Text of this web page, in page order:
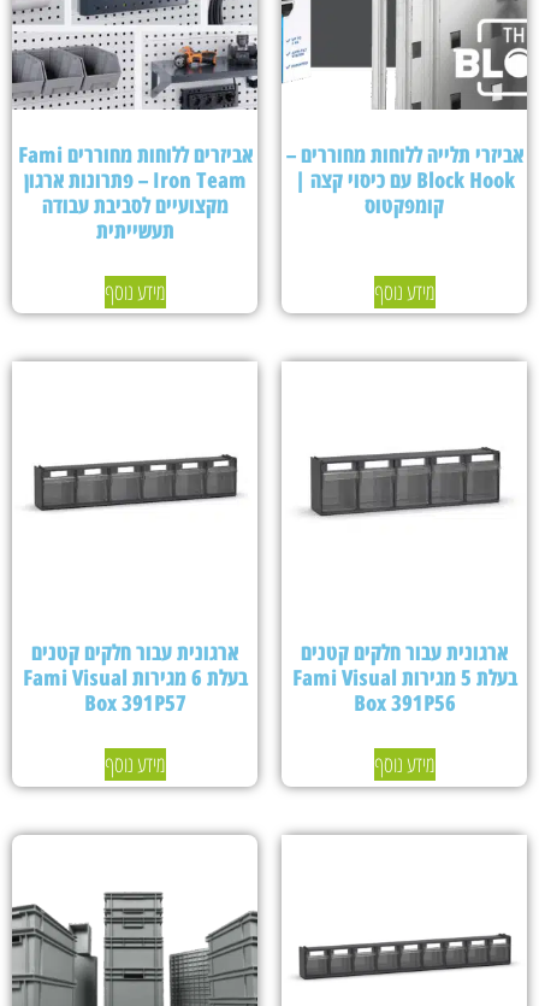
אביזרי תלייה ללוחות מחוררים –
Block Hook עם כיסוי קצה |
קומפקטוס
מידע נוסף
אביזרים ללוחות מחוררים Fami
Iron Team – פתרונות ארגון
מקצועיים לסביבת עבודה
תעשייתית
מידע נוסף
ארגונית עבור חלקים קטנים
בעלת 5 מגירות Fami Visual
Box 391P56
מידע נוסף
ארגונית עבור חלקים קטנים
בעלת 6 מגירות Fami Visual
Box 391P57
מידע נוסף